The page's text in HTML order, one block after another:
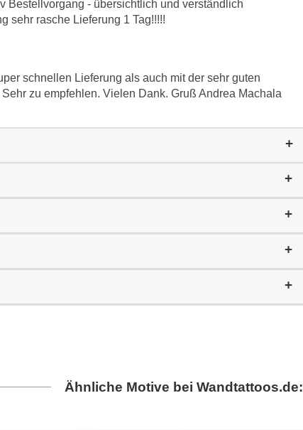
Bestellvorgang - übersichtlich und verständlich
sehr rasche Lieferung 1 Tag!!!!!
schnellen Lieferung als auch mit der sehr guten
zu empfehlen. Vielen Dank. Gruß Andrea Machala
Ähnliche Motive bei Wandtattoos.de: